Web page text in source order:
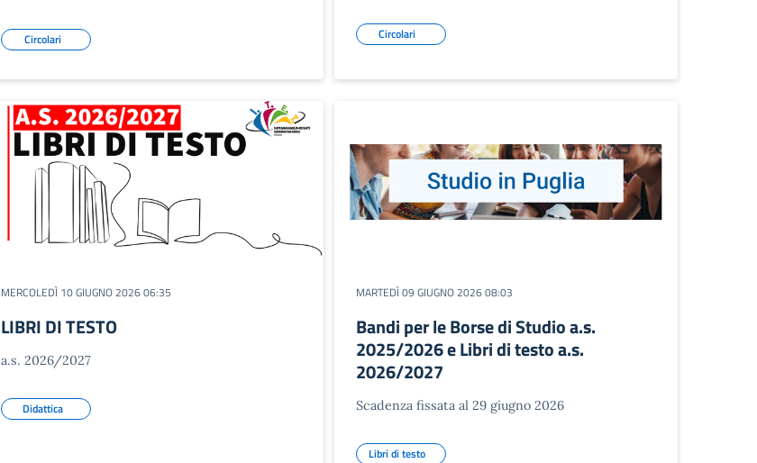
Circolari Circolari
MERCOLEDÌ 10 GIUGNO 2026 06:35
LIBRI DI TESTO
a.s. 2026/2027
Didattica
MARTEDÌ 09 GIUGNO 2026 08:03
Bandi per le Borse di Studio a.s.
2025/2026 e Libri di testo a.s.
2026/2027
Scadenza fissata al 29 giugno 2026
Libri di testo